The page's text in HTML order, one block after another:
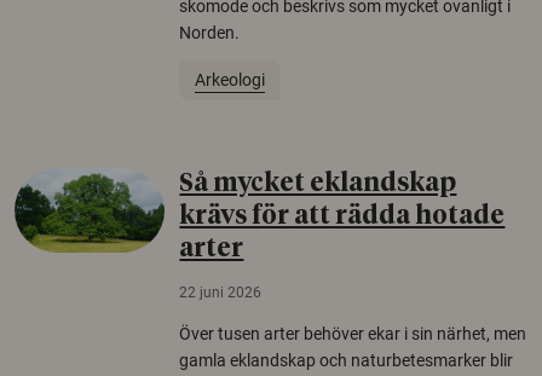
skomode och beskrivs som mycket ovanligt i
Norden.
Arkeologi
Så mycket eklandskap
krävs för att rädda hotade
arter
22 juni 2026
Över tusen arter behöver ekar i sin närhet, men
gamla eklandskap och naturbetesmarker blir